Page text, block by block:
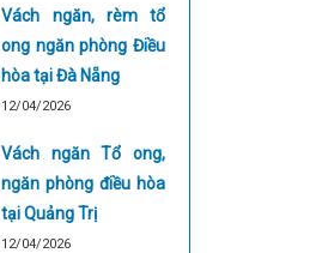
Vách ngăn, rèm tổ
ong ngăn phòng Điều
hòa tại Đà Nẵng
12/04/2026
Vách ngăn Tổ ong,
ngăn phòng điều hòa
tại Quảng Trị
12/04/2026